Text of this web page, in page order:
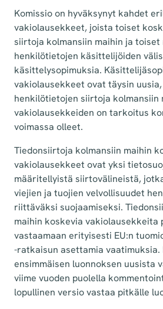
Komissio on hyväksynyt kahdet
vakiolausekkeet, joista toiset
siirtoja kolmansiin maihin ja
henkilötietojen käsittelijöiden
käsittelysopimuksia.
vakiolausekkeet ovat täysin
henkilötietojen siirtoja kolmansiin
vakiolausekkeiden on tarkoitus
voimassa olleet.
Tiedonsiirtoja kolmansiin maihin
vakiolausekkeet ovat yksi
määritellyistä siirtovälineistä,
viejien ja tuojien velvollisuudet
riittäväksi suojaamiseksi.
maihin koskevia vakiolausekkeita
vastaamaan erityisesti EU:n
-ratkaisun asettamia vaatimuksia.
ensimmäisen luonnoksen uusista
viime vuoden puolella
lopullinen versio vastaa pitkälle